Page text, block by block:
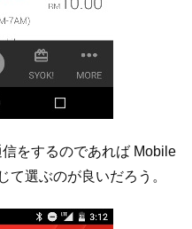
をするのであれば Mobile
て選ぶのが良いだろう。